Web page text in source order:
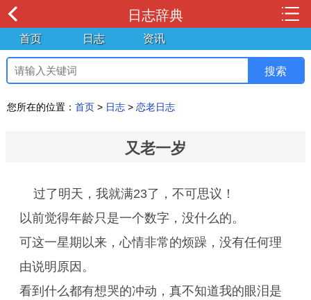
日志辞典
首页 日志 资讯
您所在的位置： 首页 > 日志 > 恋老日志
又老一岁
过了明天，我就满23了，不可思议！
以前觉得年龄只是一个数字，没什么的。
可这一星期以来，心情非常的烦躁，没有任何理
由说明原因。
看到什么都有想哭的冲动，真不知道我的眼泪是